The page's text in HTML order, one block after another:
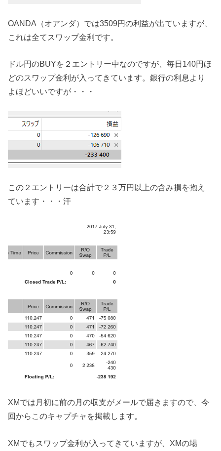
OANDA（オアンダ）では3509円の利益が出ていますが、
これは全てスワップ金利です。
ドル円のBUYを２エントリー中なのですが、毎日140円ほ
どのスワップ金利が入ってきています。銀行の利息より
よほどいいですが・・・
この２エントリーは合計で２３万円以上の含み損を抱え
ています・・・汗
XMでは月初に前の月の収支がメールで届きますので、今
回からこのキャプチャを掲載します。
XMでもスワップ金利が入ってきていますが、XMの場